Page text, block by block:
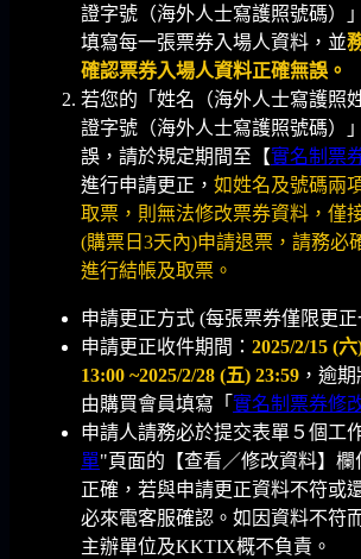
證字號（海外人士寫護照號碼）
填寫每一張票券入場人資料，並
確認票券入場人資料正確無誤。
若您的「姓名（海外人士寫護照
證字號（海外人士寫護照號碼）
誤，請於規定期間至【實名制票
進行申請更正， 如姓名及號碼兩
取票，則無法修改票券資料，僅
(購票日3天內)申請退票，請務必
進行結帳及取票。
申請更正方式 (每張票券僅限更
申請更正收件期間： 2025/2/15 (六
13:00 ~2025/2/28 (五) 23:59 ，逾
由購買會員填寫「 實名制票券修
申請人請務必於提交表單５個工
單"頁面的【查看／修改資料】
正確，若與申請更正資料不符或
必來電客服確認。如因資料不符
主辦單位及KKTIX概不負責。